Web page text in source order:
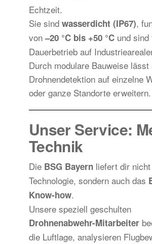
Echtzeit.
Sie sind wasserdicht (IP67),
von –20 °C bis +50 °Cund sind
Dauerbetrieb auf
Durch modulare Bauweise
Drohnendetektion auf einzelne
oder ganze Standorte erweitern.
Unser Service:
Technik
Die BSG Bayernliefert dir nicht
Technologie, sondern auch das
Know-how.
Unsere speziell geschulten
Drohnenabwehr-Mitarbeiter
die Luftlage, analysieren